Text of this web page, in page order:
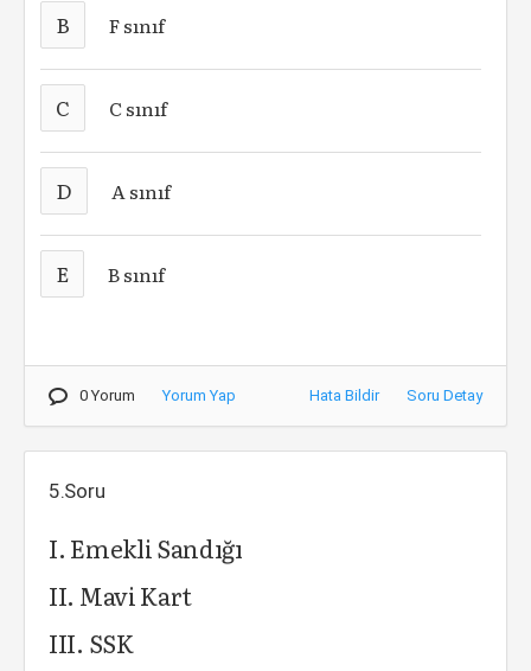
B F sınıf
C C sınıf
D A sınıf
E B sınıf
0 Yorum Yorum Yap Hata Bildir Soru Detay
5.Soru
I. Emekli Sandığı
II. Mavi Kart
III. SSK